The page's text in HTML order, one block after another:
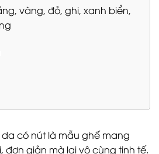
vàng, đỏ, ghi, xanh biển,
da có nút là mẫu ghế mang
đơn giản mà lại vô cùng tinh tế.